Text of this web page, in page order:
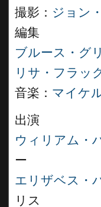
撮影： ジョン
編集
ブルース・グ
リサ・フラッ
音楽： マイケ
出演
ウィリアム・
ー
エリザベス・
リス